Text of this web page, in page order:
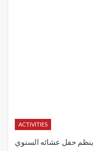
ACTIVITIES
ينظم حفل عشائه السنوي